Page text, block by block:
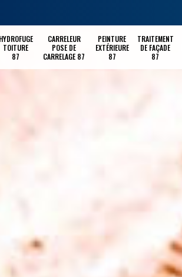
HYDROFUGE
TOITURE
87
CARRELEUR
POSE DE
CARRELAGE 87
PEINTURE
EXTÉRIEURE
87
TRAITEMENT
DE FAÇADE
87